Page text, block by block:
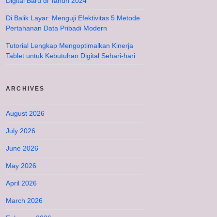
Di Balik Layar: Menguji Efektivitas 5 Metode
Pertahanan Data Pribadi Modern
Tutorial Lengkap Mengoptimalkan Kinerja
Tablet untuk Kebutuhan Digital Sehari-hari
ARCHIVES
August 2026
July 2026
June 2026
May 2026
April 2026
March 2026